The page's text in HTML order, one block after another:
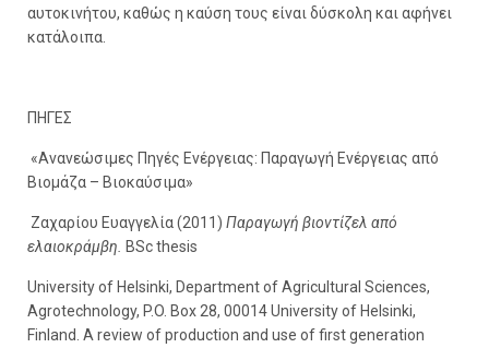
αυτοκινήτου, καθώς η καύση τους είναι δύσκολη και αφήνει
κατάλοιπα.
ΠΗΓΕΣ
«Ανανεώσιµες Πηγές Ενέργειας: Παραγωγή Ενέργειας από
Βιοµάζα – Βιοκαύσιµα»
Ζαχαρίου Ευαγγελία (2011) Παραγωγή βιοντίζελ από
ελαιοκράμβη.
BSc thesis
University of Helsinki, Department of Agricultural Sciences,
Agrotechnology, P.O. Box 28, 00014 University of Helsinki,
Finland. A review of production and use of first generation